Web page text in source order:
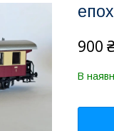
900
В